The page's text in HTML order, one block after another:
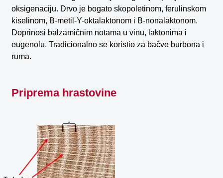
oksigenaciju. Drvo je bogato skopoletinom, ferulinskom
kiselinom, B-metil-Y-oktalaktonom i B-nonalaktonom.
Doprinosi balzamičnim notama u vinu, laktonima i
eugenolu. Tradicionalno se koristio za bačve burbona i
ruma.
Priprema hrastovine